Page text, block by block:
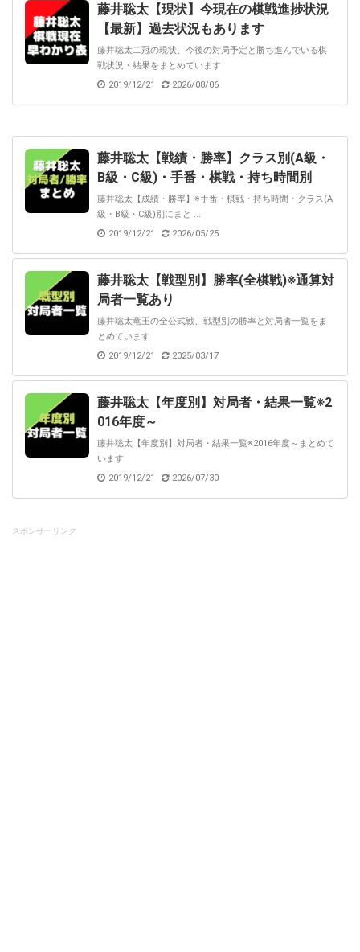
藤井聡太【現状】今現在の棋戦進捗状況
【最新】過去状況もあります
藤井聡太二冠の現状、今後の対局予定と勝ち進んでいる棋
戦状況・結果をまとめています
2019/12/21
2026/08/06
藤井聡太【戦績・勝率】クラス別(A級・
B級・C級)・手番・棋戦・持ち時間別
藤井聡太【成績・勝率】※手番・棋戦・持ち時間・クラス(A
級・B級・C級)別にまと ...
2019/12/21
2026/05/25
藤井聡太【戦型別】勝率(全棋戦)※通算対
局者一覧あり
藤井聡太竜王の全公式戦、戦型別の勝率と対局者一覧をま
とめています
2019/12/21
2025/03/17
藤井聡太【年度別】対局者・結果一覧※2
016年度～
藤井聡太【年度別】対局者・結果一覧※2016年度～まとめて
います
2019/12/21
2026/07/30
スポンサーリンク